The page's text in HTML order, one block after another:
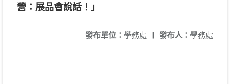
營：展品會說話！」
發布人： 學務處
發布單位： 學務處 |